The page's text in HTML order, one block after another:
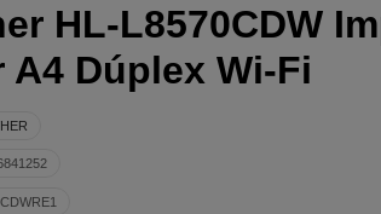
HL-L8570CDW
A4 Dúplex Wi-Fi